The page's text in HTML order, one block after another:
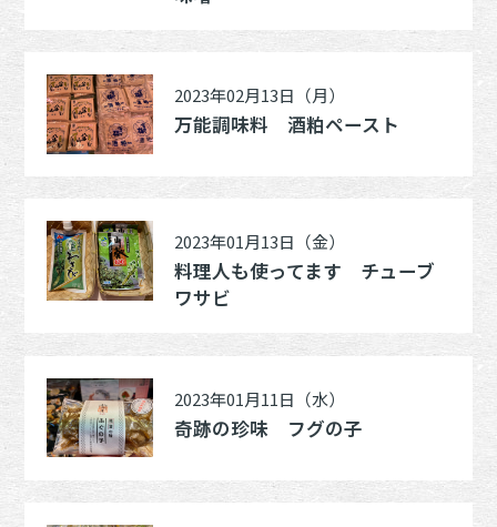
2023年02月13日（月）
万能調味料 酒粕ペースト
2023年01月13日（金）
料理人も使ってます チューブ
ワサビ
2023年01月11日（水）
奇跡の珍味 フグの子